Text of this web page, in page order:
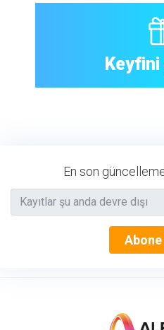
Keyfini
En son
Abone